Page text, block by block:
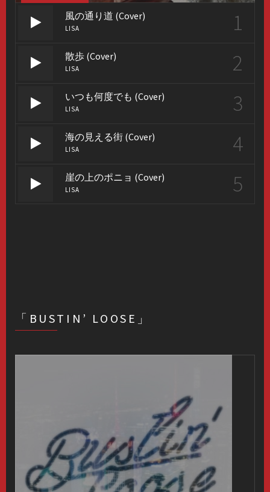
風の通り道 (Cover)
LISA 1
散歩 (Cover)
LISA 2
いつも何度でも (Cover)
LISA 3
海の見える街 (Cover)
LISA 4
崖の上のポニョ (Cover)
LISA 5
「BUSTIN’ LOOSE」